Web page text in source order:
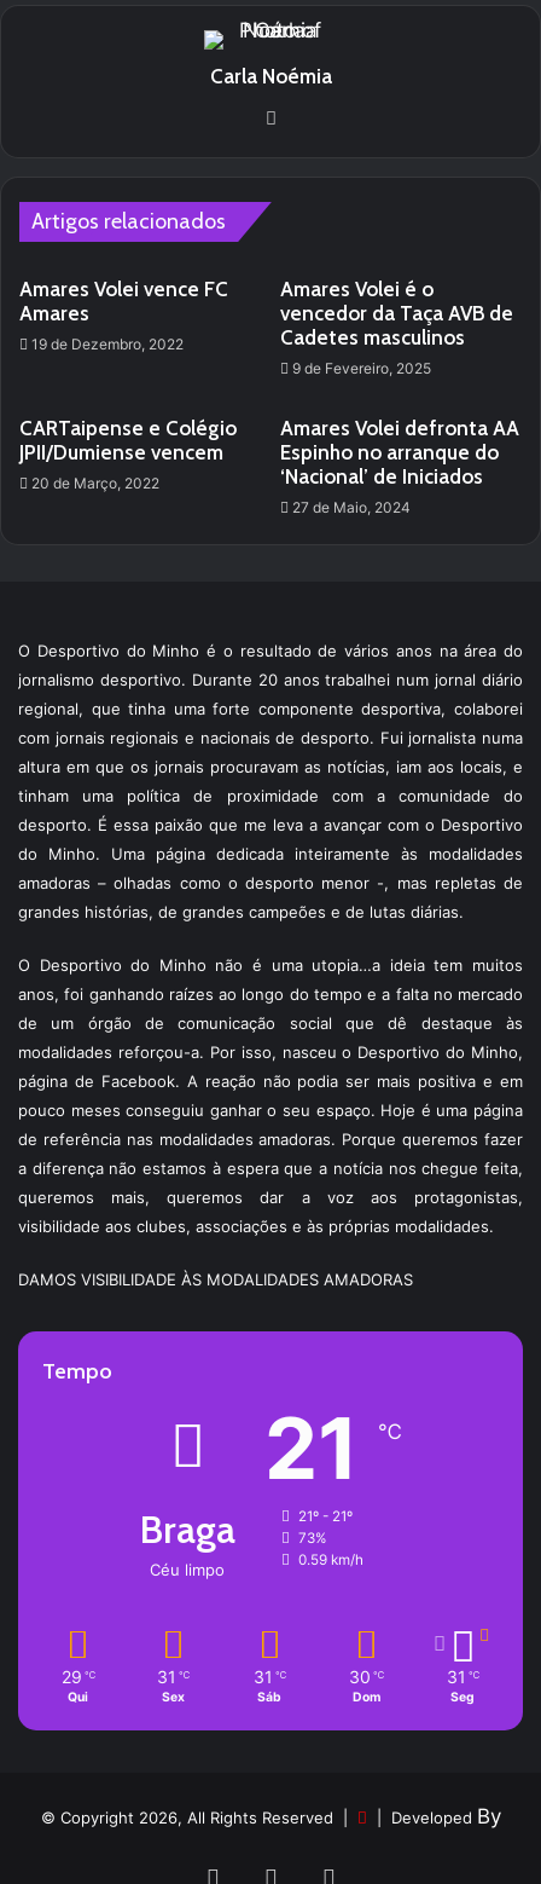
Carla Noémia
Artigos relacionados
Amares Volei vence FC
Amares
19 de Dezembro, 2022
Amares Volei é o
vencedor da Taça AVB de
Cadetes masculinos
9 de Fevereiro, 2025
CARTaipense e Colégio
JPII/Dumiense vencem
20 de Março, 2022
Amares Volei defronta AA
Espinho no arranque do
‘Nacional’ de Iniciados
27 de Maio, 2024
O Desportivo do Minho é o resultado de vários anos na área do
jornalismo desportivo. Durante 20 anos trabalhei num jornal diário
regional, que tinha uma forte componente desportiva, colaborei
com jornais regionais e nacionais de desporto. Fui jornalista numa
altura em que os jornais procuravam as notícias, iam aos locais, e
tinham uma política de proximidade com a comunidade do
desporto. É essa paixão que me leva a avançar com o Desportivo
do Minho. Uma página dedicada inteiramente às modalidades
amadoras – olhadas como o desporto menor -, mas repletas de
grandes histórias, de grandes campeões e de lutas diárias.
O Desportivo do Minho não é uma utopia…a ideia tem muitos
anos, foi ganhando raízes ao longo do tempo e a falta no mercado
de um órgão de comunicação social que dê destaque às
modalidades reforçou-a. Por isso, nasceu o Desportivo do Minho,
página de Facebook. A reação não podia ser mais positiva e em
pouco meses conseguiu ganhar o seu espaço. Hoje é uma página
de referência nas modalidades amadoras. Porque queremos fazer
a diferença não estamos à espera que a notícia nos chegue feita,
queremos mais, queremos dar a voz aos protagonistas,
visibilidade aos clubes, associações e às próprias modalidades.
DAMOS VISIBILIDADE ÀS MODALIDADES AMADORAS
Tempo
Braga
Céu limpo
21 ℃
21º - 21º
73%
0.59 km/h
29 ℃
Qui
31 ℃
Sex
31 ℃
Sáb
30 ℃
Dom
31 ℃
Seg
© Copyright 2026, All Rights Reserved | | Developed By
FacebookYouTube